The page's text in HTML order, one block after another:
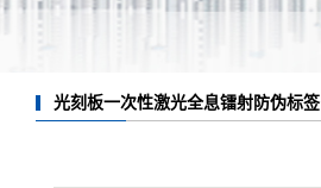
光刻板一次性激光全息镭射防伪标签